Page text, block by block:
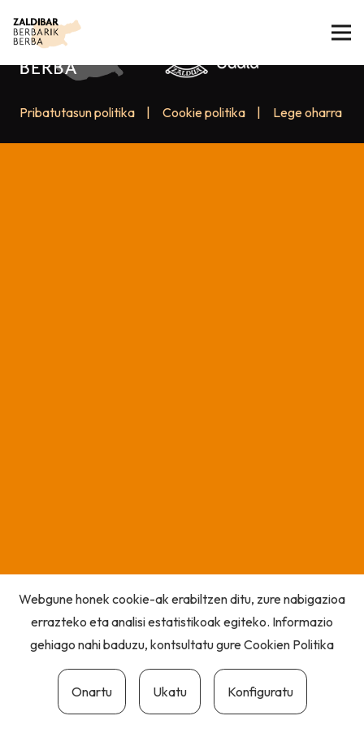
Pribatutasun politika Cookie politika Lege oharra
Webgune honek cookie-ak erabiltzen ditu, zure nabigazioa
errazteko eta analisi estatistikoak egiteko. Informazio
gehiago nahi baduzu, kontsultatu gureCookien Politika
Onartu Ukatu Konfiguratu